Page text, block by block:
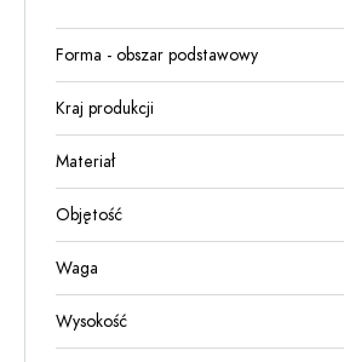
Forma - obszar podstawowy
Kraj produkcji
Materiał
Objętość
Waga
Wysokość